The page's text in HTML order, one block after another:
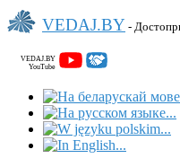
VEDAJ.BY -
VEDAJ.BY
YouTube